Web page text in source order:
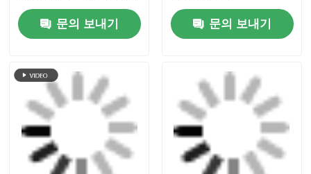
및 케이블 도트용 지능
형 연결문의 보내기 문의 보내기